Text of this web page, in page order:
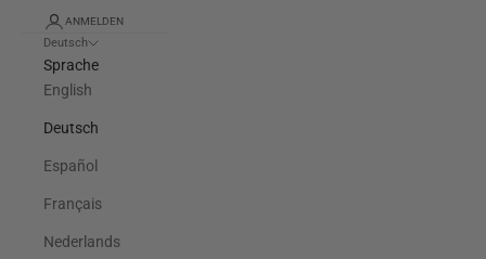
ANMELDEN
Deutsch
Sprache
English
Deutsch
Español
Français
Nederlands